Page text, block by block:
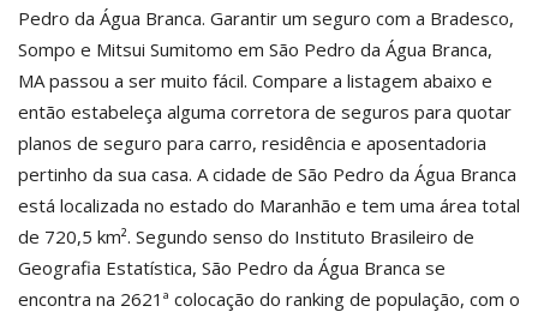
Pedro da Água Branca. Garantir um seguro com a Bradesco,
Sompo e Mitsui Sumitomo em São Pedro da Água Branca,
MA passou a ser muito fácil. Compare a listagem abaixo e
então estabeleça alguma corretora de seguros para quotar
planos de seguro para carro, residência e aposentadoria
pertinho da sua casa. A cidade de São Pedro da Água Branca
está localizada no estado do Maranhão e tem uma área total
de 720,5 km². Segundo senso do Instituto Brasileiro de
Geografia Estatística, São Pedro da Água Branca se
encontra na 2621ª colocação do ranking de população, com o